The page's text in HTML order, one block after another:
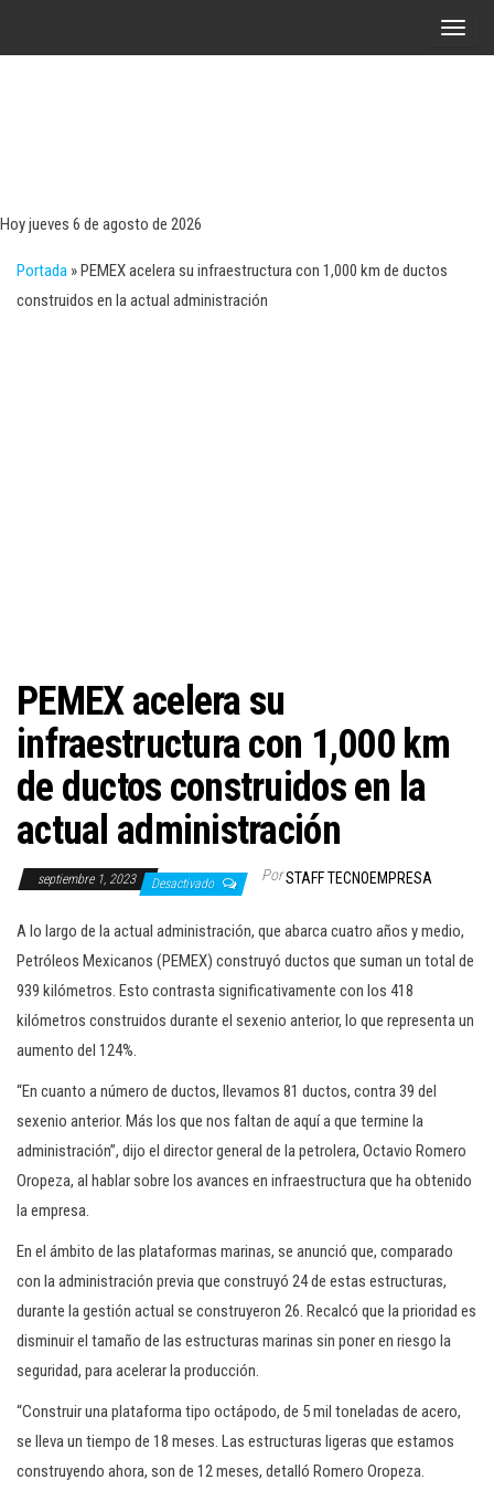
A
Hoy jueves 6 de agosto de 2026
Portada »PEMEX acelera su infraestructura con 1,000 km de ductos
construidos en la actual administración
PEMEX acelera su
infraestructura con 1,000 km
de ductos construidos en la
actual administración
septiembre 1, 2023 Desactivado PorSTAFF TECNOEMPRESA
A lo largo de la actual administración, que abarca cuatro años y medio,
Petróleos Mexicanos (PEMEX) construyó ductos que suman un total de
939 kilómetros. Esto contrasta significativamente con los 418
kilómetros construidos durante el sexenio anterior, lo que representa un
aumento del 124%.
“En cuanto a número de ductos, llevamos 81 ductos, contra 39 del
sexenio anterior. Más los que nos faltan de aquí a que termine la
administración”, dijo el director general de la petrolera, Octavio Romero
Oropeza, al hablar sobre los avances en infraestructura que ha obtenido
la empresa.
En el ámbito de las plataformas marinas, se anunció que, comparado
con la administración previa que construyó 24 de estas estructuras,
durante la gestión actual se construyeron 26. Recalcó que la prioridad es
disminuir el tamaño de las estructuras marinas sin poner en riesgo la
seguridad, para acelerar la producción.
“Construir una plataforma tipo octápodo, de 5 mil toneladas de acero,
se lleva un tiempo de 18 meses. Las estructuras ligeras que estamos
construyendo ahora, son de 12 meses, detalló Romero Oropeza.